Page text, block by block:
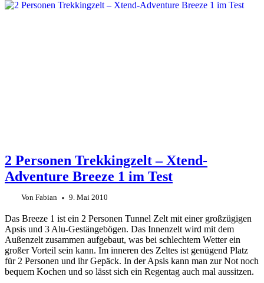
RATIO
2 Personen Trekkingzelt – Xtend-
Adventure Breeze 1 im Test
Von Fabian 9. Mai 2010
Das Breeze 1 ist ein 2 Personen Tunnel Zelt mit einer großzügigen
Apsis und 3 Alu-Gestängebögen. Das Innenzelt wird mit dem
Außenzelt zusammen aufgebaut, was bei schlechtem Wetter ein
großer Vorteil sein kann. Im inneren des Zeltes ist genügend Platz
für 2 Personen und ihr Gepäck. In der Apsis kann man zur Not noch
bequem Kochen und so lässt sich ein Regentag auch mal aussitzen.